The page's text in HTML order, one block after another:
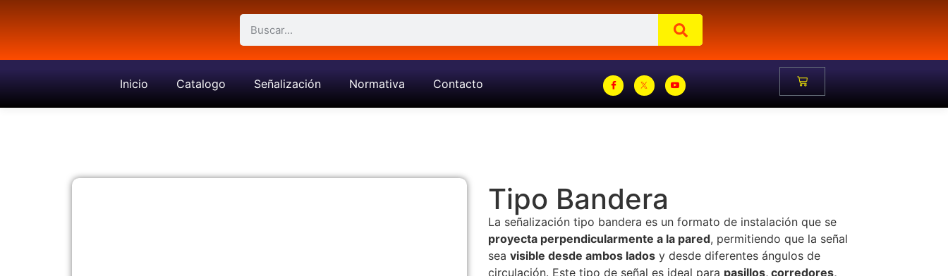
Inicio Catalogo Señalización Normativa Contacto
Tipo Bandera
La señalización tipo bandera es un formato de instalación que se
proyecta perpendicularmente a la pared, permitiendo que la señal
sea visible desde ambos lados y desde diferentes ángulos de
circulación. Este tipo de señal es ideal para pasillos, corredores,